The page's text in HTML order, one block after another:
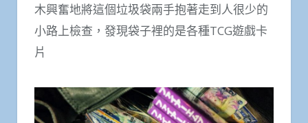
木興奮地將這個垃圾袋兩手抱著走到人很少的
小路上檢查，發現袋子裡的是各種TCG遊戲卡
片